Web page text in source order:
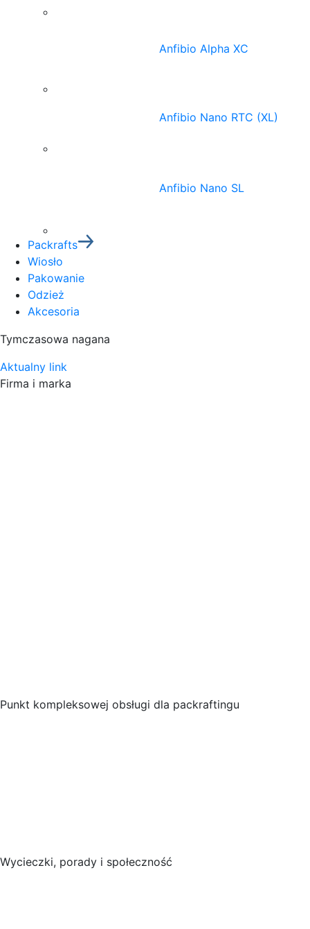
Anfibio Alpha XC
Anfibio Nano RTC (XL)
Anfibio Nano SL
Packrafts
Wiosło
Pakowanie
Odzież
Akcesoria
Tymczasowa nagana
Aktualny link
Firma i marka
Punkt kompleksowej obsługi dla packraftingu
Wycieczki, porady i społeczność